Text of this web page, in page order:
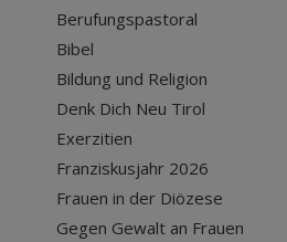
Berufungspastoral
Bibel
Bildung und Religion
Denk Dich Neu Tirol
Exerzitien
Franziskusjahr 2026
Frauen in der Diözese
Gegen Gewalt an Frauen